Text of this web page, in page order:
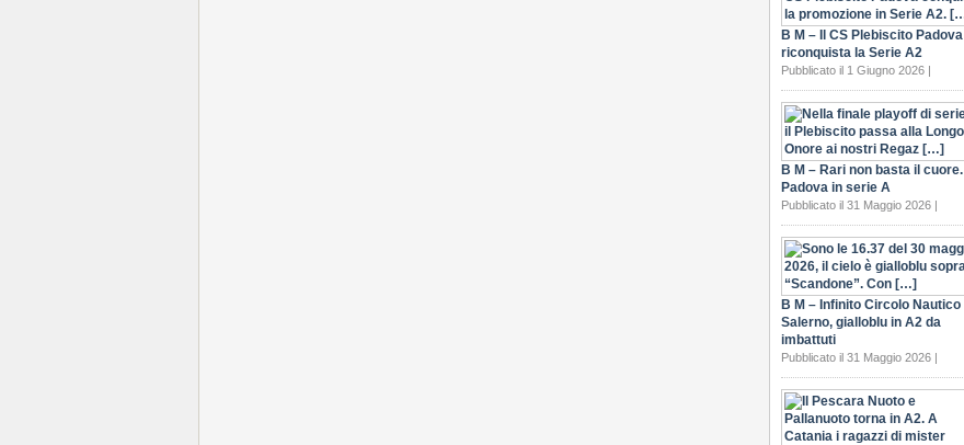
B M – Il CS Plebiscito Padova
riconquista la Serie A2
Pubblicato il 1 Giugno 2026 |
B M – Rari non basta il cuore.
Padova in serie A
Pubblicato il 31 Maggio 2026 |
B M – Infinito Circolo Nautico
Salerno, gialloblu in A2 da
imbattuti
Pubblicato il 31 Maggio 2026 |